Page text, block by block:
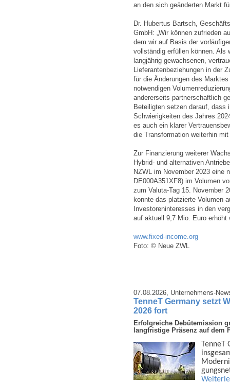
an den sich geänderten Markt
Dr. Hubertus Bartsch,
GmbH: „Wir können zufrieden
dem wir auf Basis der
vollständig erfüllen können. Als
langjährig gewachsenen,
Lieferantenbeziehungen in der
für die Änderungen des
notwendigen
andererseits partnerschaftlich
Beteiligten setzen darauf, dass
Schwierigkeiten des Jahres
es auch ein klarer
die Transformation weiterhin
Zur Finanzierung weiterer
Hybrid- und alternativen
NZWL im November 2023 eine
DE000A351XF8) im Volumen
zum Valuta-Tag 15. November
konnte das platzierte Volumen
Investoreninteresses in den
auf aktuell 9,7 Mio. Euro erhöht
www.fixed-income.org
Foto: © Neue ZWL
07.08.2026, Unternehmens-
TenneT Germany setzt
2026 fort
Erfolgreiche Debütemission
langfristige Präsenz auf dem